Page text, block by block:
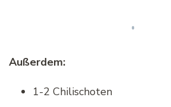
Außerdem:
1-2 Chilischoten